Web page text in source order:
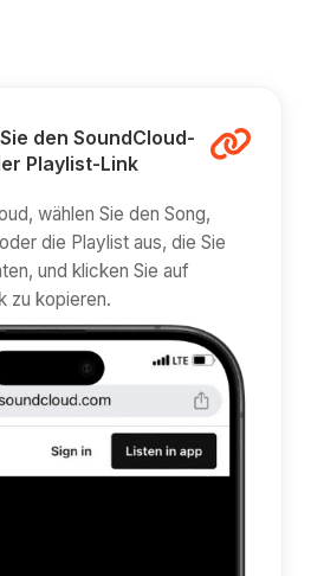
den SoundCloud-
Playlist-Link
wählen Sie den Song,
die Playlist aus, die Sie
und klicken Sie auf
zu kopieren.